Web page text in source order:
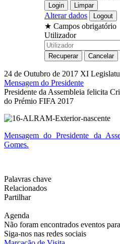
Alterar dados
★ Campos obrigatório
Utilizador
24 de Outubro de 2017 XI
Mensagem do Presidente
Presidente da Assembleia felicita
do Prémio FIFA 2017
Mensagem do Presidente da
Gomes.
Palavras chave
Relacionados
Partilhar
Agenda
Não foram encontrados eventos
Siga-nos nas redes sociais